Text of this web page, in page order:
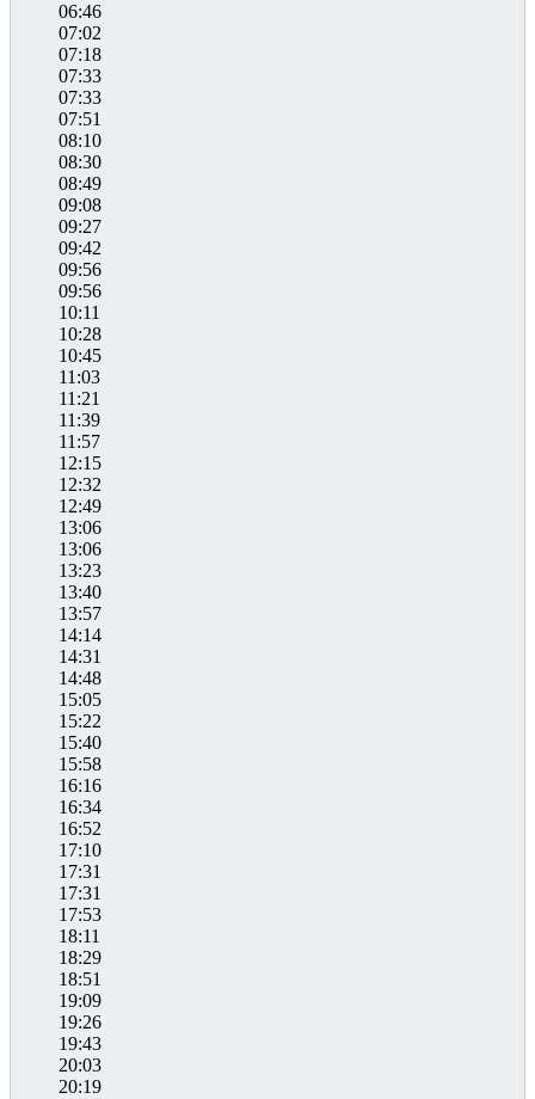
06:46
07:02
07:18
07:33
07:33
07:51
08:10
08:30
08:49
09:08
09:27
09:42
09:56
09:56
10:11
10:28
10:45
11:03
11:21
11:39
11:57
12:15
12:32
12:49
13:06
13:06
13:23
13:40
13:57
14:14
14:31
14:48
15:05
15:22
15:40
15:58
16:16
16:34
16:52
17:10
17:31
17:31
17:53
18:11
18:29
18:51
19:09
19:26
19:43
20:03
20:19